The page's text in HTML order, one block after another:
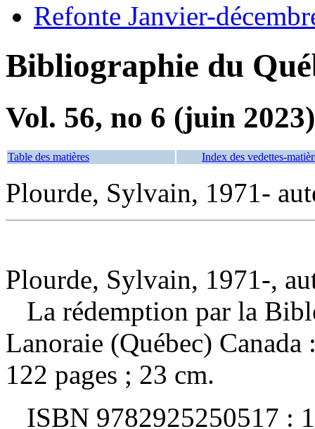
Refonte Janvier-
Bibliographie du
Vol. 56, no 6 (juin 2023)
Table des matières Index des vedettes-
Plourde, Sylvain, 1971-
Plourde, Sylvain, 1971-,
La rédemption par la
Lanoraie (Québec)
122 pages ; 23 cm.
ISBN 9782925250517 :